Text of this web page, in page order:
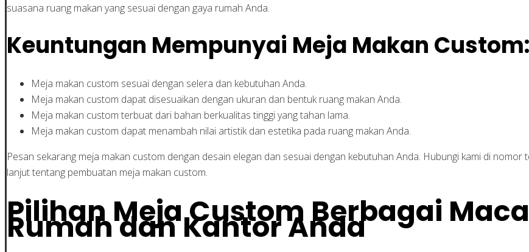
suasana ruang makan yang sesuai dengan gaya rumah Anda.
Keuntungan Mempunyai Meja Makan Custom:
Meja makan custom sesuai dengan selera dan kebutuhan Anda.
Meja makan custom dapat disesuaikan dengan ukuran dan bentuk ruang makan Anda.
Meja makan custom terbuat dari bahan berkualitas tinggi yang tahan lama.
Meja makan custom dapat menambah nilai artistik dan estetika pada ruang makan Anda.
Pesan sekarang meja makan custom dengan desain elegan dan sesuai dengan kebutuhan Anda. Hubungi kami di
lanjut tentang pembuatan meja makan custom.
Pilihan Meja Custom Berbagai
Rumah dan Kantor Anda